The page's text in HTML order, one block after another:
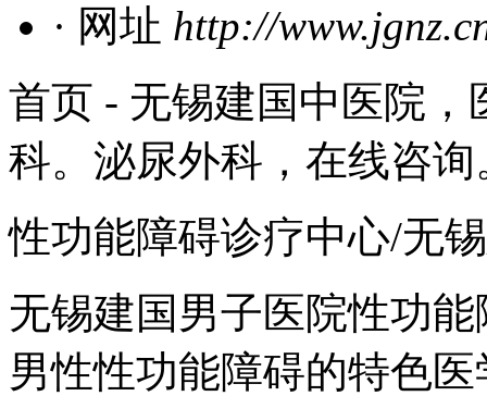
· 网址 http://
首页 - 无锡建国中医院
科。泌尿外科，在线咨询
性功能障碍诊疗中心/无
无锡建国男子医院性功
男性性功能障碍的特色